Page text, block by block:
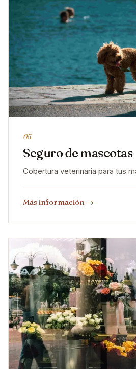
05
Seguro de mascotas
Cobertura veterinaria para tus
Más información →